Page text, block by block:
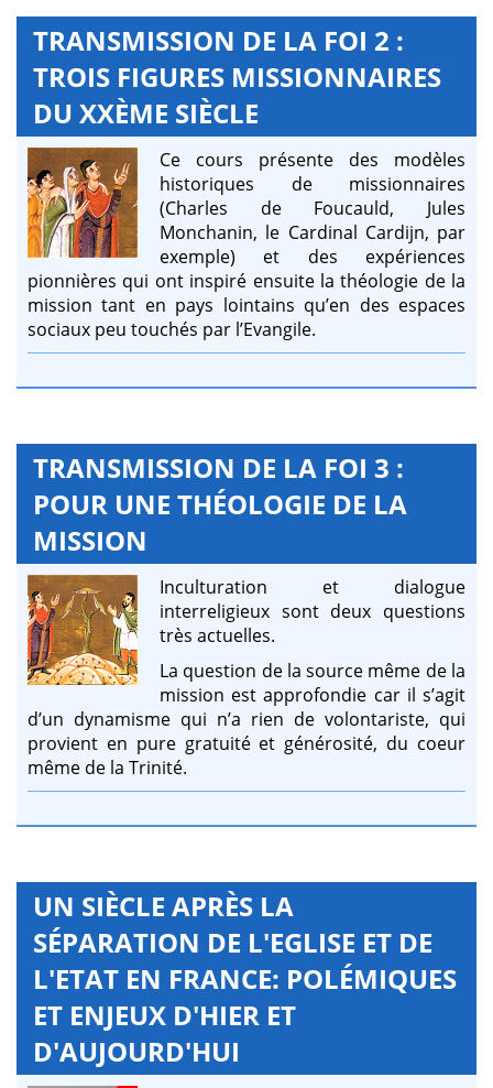
TRANSMISSION DE LA FOI 2 :
TROIS FIGURES MISSIONNAIRES
DU XXÈME SIÈCLE
Ce cours présente des modèles
historiques de missionnaires
(Charles de Foucauld, Jules
Monchanin, le Cardinal Cardijn, par
exemple) et des expériences
pionnières qui ont inspiré ensuite la théologie de la
mission tant en pays lointains qu’en des espaces
sociaux peu touchés par l’Evangile.
TRANSMISSION DE LA FOI 3 :
POUR UNE THÉOLOGIE DE LA
MISSION
Inculturation et dialogue
interreligieux sont deux questions
très actuelles.
La question de la source même de la
mission est approfondie car il s’agit
d’un dynamisme qui n’a rien de volontariste, qui
provient en pure gratuité et générosité, du coeur
même de la Trinité.
UN SIÈCLE APRÈS LA
SÉPARATION DE L'EGLISE ET DE
L'ETAT EN FRANCE: POLÉMIQUES
ET ENJEUX D'HIER ET
D'AUJOURD'HUI